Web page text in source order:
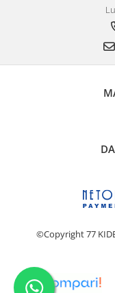
©Copyright 77